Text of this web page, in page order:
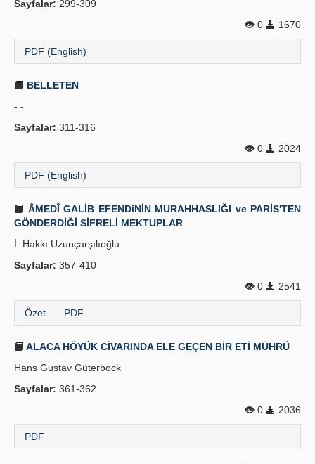
Sayfalar: 299-309
0
1670
PDF (English)
BELLETEN
- -
Sayfalar: 311-316
0
2024
PDF (English)
ÂMEDÎ GALİB EFENDiNİN MURAHHASLIĞI ve PARİS'TEN
GÖNDERDİĞİ SİFRELİ MEKTUPLAR
İ. Hakkı Uzunçarşılıoğlu
Sayfalar: 357-410
0
2541
Özet PDF
ALACA HÖYÜK CİVARINDA ELE GEÇEN BİR ETİ MÜHRÜ
Hans Gustav Güterbock
Sayfalar: 361-362
0
2036
PDF